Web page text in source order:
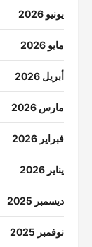
يونيو 2026
مايو 2026
أبريل 2026
مارس 2026
فبراير 2026
يناير 2026
ديسمبر 2025
نوفمبر 2025